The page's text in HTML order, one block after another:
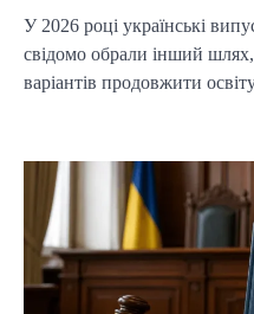
У 2026 році українські
свідомо обрали інший
варіантів продовжити